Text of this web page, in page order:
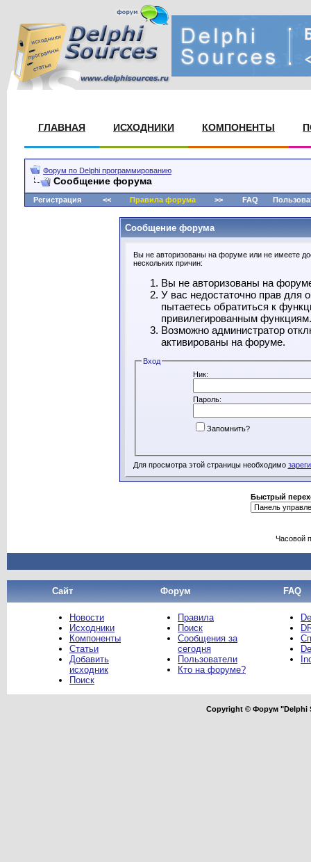
ГЛАВНАЯ ИСХОДНИКИ КОМПОНЕНТЫ
Форум по Delphi программированию
Сообщение форума
Регистрация << Правила форума>> FAQ
Сообщение форума
Вы не авторизованы на форуме или не имеете
нескольких причин:
Вы не авторизованы на
У вас недостаточно прав для
пытаетесь обратиться к
привилегированным функциям.
Возможно администратор
активированы на форуме.
Вход
Ник:
Пароль:
Запомнить?
Для просмотра этой страницы необходимо
Быстрый
Часовой
Сайт Форум FAQ
Новости
Исходники
Компоненты
Статьи
Добавить
исходник
Поиск
Правила
Поиск
Сообщения за
сегодня
Пользователи
Кто на форуме?
Copyright © Форум "Delphi